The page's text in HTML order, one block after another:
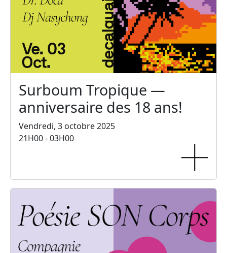
Surboum Tropique —
anniversaire des 18 ans!
Vendredi, 3 octobre 2025
21H00 - 03H00